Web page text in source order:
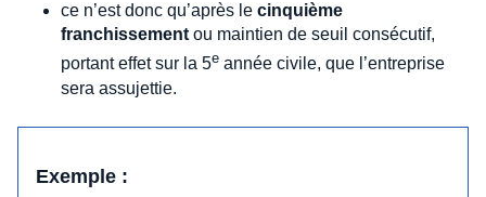
ce n’est donc qu’après le cinquième
franchissement ou maintien de seuil consécutif,
portant effet sur la 5e année civile, que l’entreprise
sera assujettie.
Exemple :